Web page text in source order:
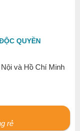
QUYỀN
và Hồ Chí Minh
rẻ